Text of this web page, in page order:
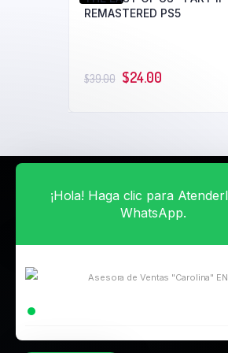
REMASTERED PS5
$39.00 $24.00
a
¡Hola! Haga clic para
WhatsApp.
Asesora de Ventas "Carolina" EN